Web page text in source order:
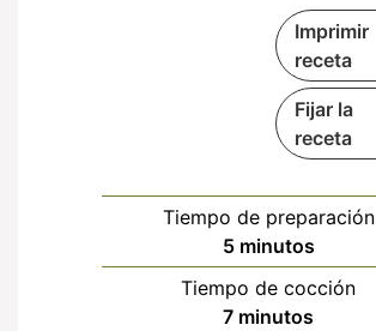
Imprimir
receta
Fijar la
receta
Tiempo de preparación
5minutos
minutos
Tiempo de cocción
7minutos
minutos